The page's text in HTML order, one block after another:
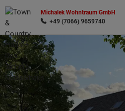
Michalek Wohntraum GmbH
+49 (7066) 9659740
Wonach möchten Sie